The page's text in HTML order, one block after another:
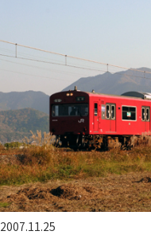
2007.11.25